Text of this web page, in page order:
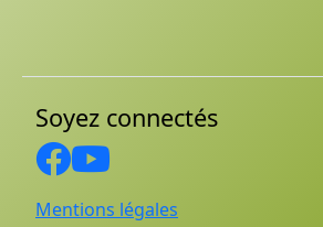
Soyez connectés
Mentions légales